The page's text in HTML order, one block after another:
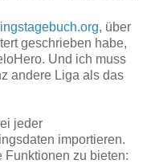
, über
geschrieben habe,
Und ich muss
andere Liga als das
jeder
importieren.
Funktionen zu bieten: